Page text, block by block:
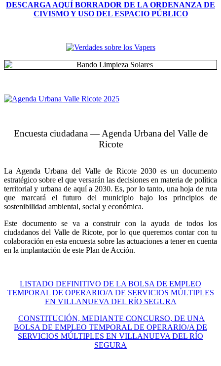
DESCARGA AQUÍ BORRADOR DE LA ORDENANZA DE
CIVISMO Y USO DEL ESPACIO PÚBLICO
Encuesta ciudadana — Agenda Urbana del Valle de
Ricote
La Agenda Urbana del Valle de Ricote 2030 es un documento
estratégico sobre el que versarán las decisiones en materia de política
territorial y urbana de aquí a 2030. Es, por lo tanto, una hoja de ruta
que marcará el futuro del municipio bajo los principios de
sostenibilidad ambiental, social y económica.
Este documento se va a construir con la ayuda de todos los
ciudadanos del Valle de Ricote, por lo que queremos contar con tu
colaboración en esta encuesta sobre las actuaciones a tener en cuenta
en la implantación de este Plan de Acción.
LISTADO DEFINITIVO DE LA BOLSA DE EMPLEO
TEMPORAL DE OPERARIO/A DE SERVICIOS MÚLTIPLES
EN VILLANUEVA DEL RÍO SEGURA
CONSTITUCIÓN, MEDIANTE CONCURSO, DE UNA
BOLSA DE EMPLEO TEMPORAL DE OPERARIO/A DE
SERVICIOS MÚLTIPLES EN VILLANUEVA DEL RÍO
SEGURA